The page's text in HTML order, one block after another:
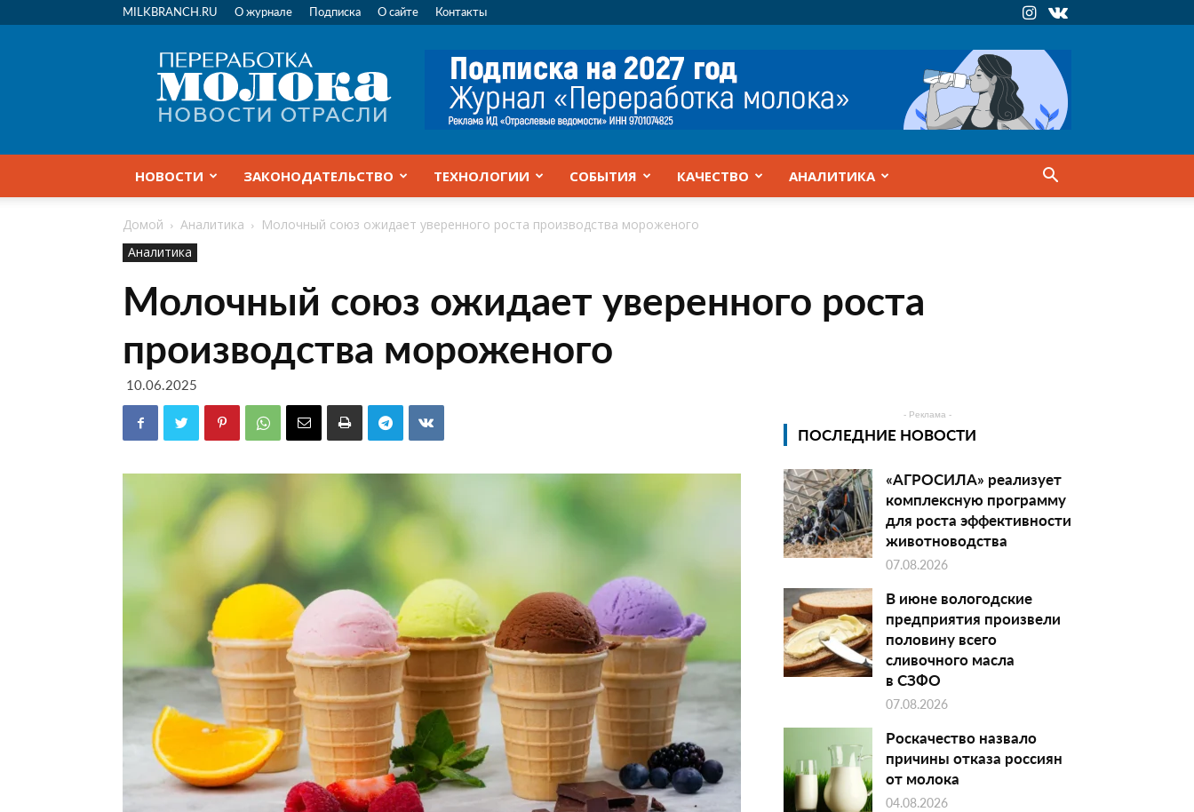
MILKBRANCH.RU О журнале Подписка О сайте Контакты
Переработка
молока
|
Новости
НОВОСТИ ЗАКОНОДАТЕЛЬСТВО ТЕХНОЛОГИИ СОБЫТИЯ КАЧЕСТВО АНАЛИТИКА
Домой Аналитика
Молочный союз ожидает уверенного роста производства мороженого
Аналитика
Молочный союз ожидает уверенного роста
производства мороженого
10.06.2025
- Реклама -
ПОСЛЕДНИЕ НОВОСТИ
«АГРОСИЛА» реализует
комплексную программу
для роста эффективности
животноводства
07.08.2026
В июне вологодские
предприятия произвели
половину всего
сливочного масла
в СЗФО
07.08.2026
Роскачество назвало
причины отказа россиян
от молока
04.08.2026